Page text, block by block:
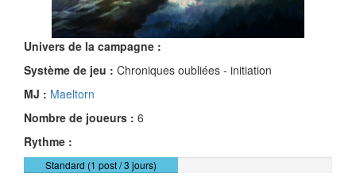
Univers de la campagne :
Système de jeu : Chroniques oubliées - initiation
MJ : Maeltorn
Nombre de joueurs : 6
Rythme :
Standard (1 post / 3 jours)